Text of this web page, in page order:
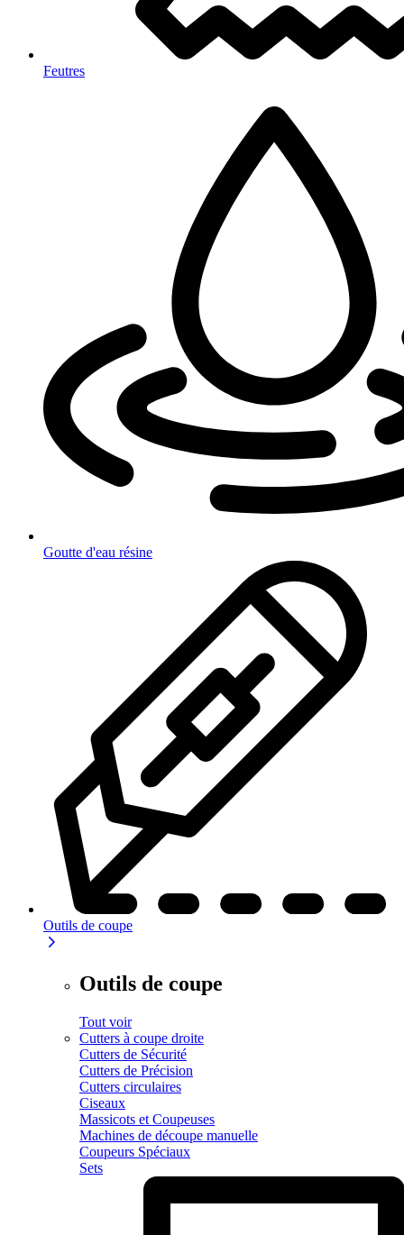
Feutres
Goutte d'eau résine
Outils de coupe
Outils de coupe
Tout voir
Cutters à coupe droite
Cutters de Sécurité
Cutters de Précision
Cutters circulaires
Ciseaux
Massicots et Coupeuses
Machines de découpe manuelle
Coupeurs Spéciaux
Sets